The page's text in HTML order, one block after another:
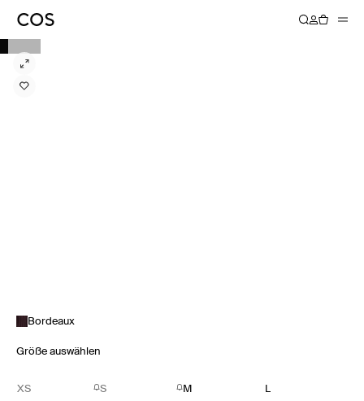
Bordeaux
Größe auswählen
XS S M L